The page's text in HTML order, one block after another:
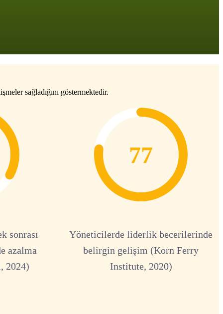
sağladığını göstermektedir.
sonrası
azalma
2024)
77
Yöneticilerde liderlik becerilerinde
belirgin gelişim (Korn Ferry
Institute, 2020)